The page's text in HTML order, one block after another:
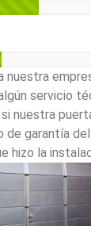
nuestra
servicio
nuestra
de garantía
hizo la